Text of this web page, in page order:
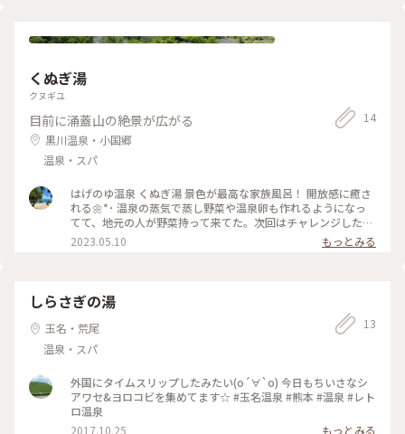
プションでつけることができます！大満足＆天草大満喫なプラ
くぬぎ湯
クヌギユ
目前に涌蓋山の絶景が広がる
黒川温泉・小国郷
温泉・スパ
14
はげのゆ温泉 くぬぎ湯 景色が最高な家族風呂！ 開放感に癒さ
れる🌼*･ 温泉の蒸気で蒸し野菜や温泉卵も作れるようになっ
てて、地元の人が野菜持って来てた。次回はチャレンジしたい
な🤤
2023.05.10 もっとみる
しらさぎの湯
玉名・荒尾
温泉・スパ
13
外国にタイムスリップしたみたい(о´∀`о) 今日もちいさなシ
アワセ&ヨロコビを集めてます☆ #玉名温泉 #熊本 #温泉 #レト
ロ温泉
2017.10.25
もっとみる